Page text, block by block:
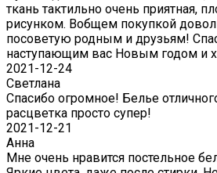
ткань тактильно очень приятная,
рисунком. Вобщем покупкой
посоветую родным и друзьям!
наступающим вас Новым годом и
2021-12-24
Светлана
Спасибо огромное! Белье
расцветка просто супер!
2021-12-21
Анна
Мне очень нравится постельное